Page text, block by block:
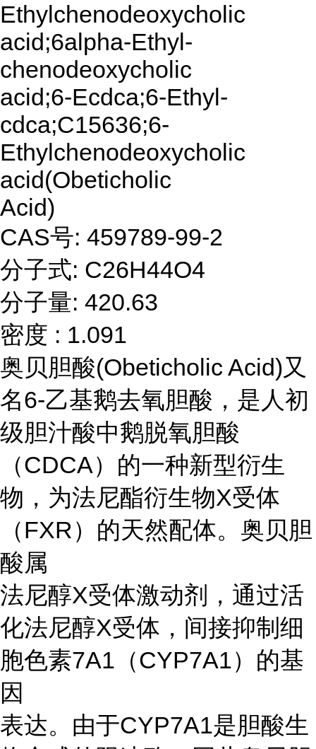
Ethylchenodeoxycholic
acid;6alpha-Ethyl-
chenodeoxycholic
acid;6-Ecdca;6-Ethyl-
cdca;C15636;6-
Ethylchenodeoxycholic
acid(Obeticholic
Acid)
CAS号: 459789-99-2
分子式: C26H44O4
分子量: 420.63
密度 : 1.091
奥贝胆酸(Obeticholic Acid)又
名6-乙基鹅去氧胆酸，是人初
级胆汁酸中鹅脱氧胆酸
（CDCA）的一种新型衍生
物，为法尼酯衍生物X受体
（FXR）的天然配体。奥贝胆
酸属
法尼醇X受体激动剂，通过活
化法尼醇X受体，间接抑制细
胞色素7A1（CYP7A1）的基
因
表达。由于CYP7A1是胆酸生